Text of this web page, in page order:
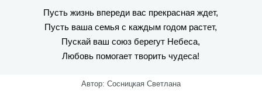
Пусть жизнь впереди вас прекрасная ждет,
Пусть ваша семья с каждым годом растет,
Пускай ваш союз берегут Небеса,
Любовь помогает творить чудеса!
Автор: Сосницкая Светлана